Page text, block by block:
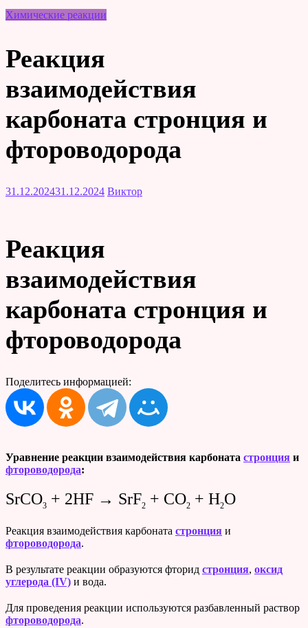
Химические реакции
Реакция
взаимодействия
карбоната стронция и
фтороводорода
31.12.202431.12.2024 Виктор
Реакция
взаимодействия
карбоната стронция и
фтороводорода
Поделитесь информацией:
Уравнение реакции взаимодействия карбоната стронция и
фтороводорода:
SrCO3 + 2HF → SrF2 + CO2 + H2O
Реакция взаимодействия карбоната стронция и
фтороводорода.
В результате реакции образуются фторид стронция, оксид
углерода (IV) и вода.
Для проведения реакции используются разбавленный раствор
фтороводорода.